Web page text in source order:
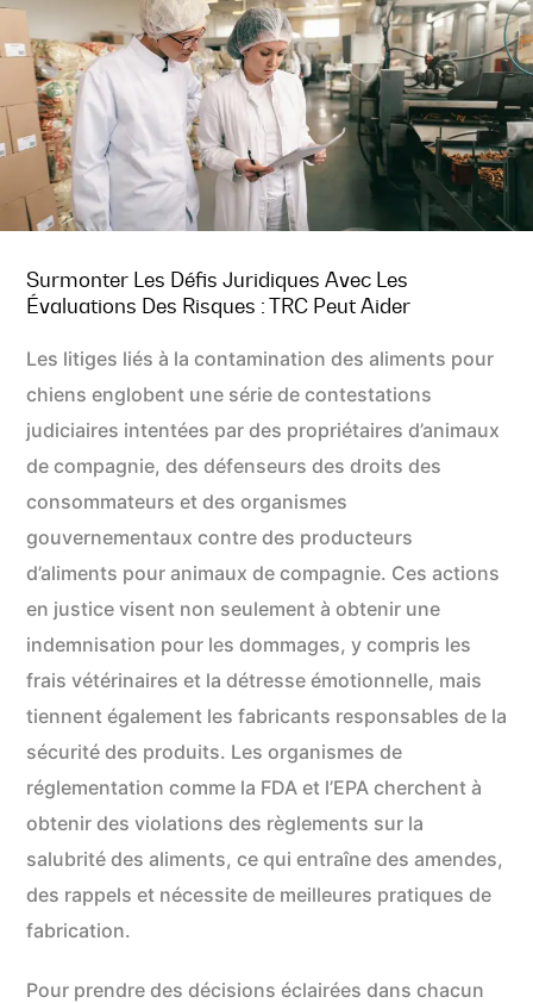
Surmonter Les Défis Juridiques Avec Les
Évaluations Des Risques : TRC Peut Aider
Les litiges liés à la contamination des aliments pour
chiens englobent une série de contestations
judiciaires intentées par des propriétaires d’animaux
de compagnie, des défenseurs des droits des
consommateurs et des organismes
gouvernementaux contre des producteurs
d’aliments pour animaux de compagnie. Ces actions
en justice visent non seulement à obtenir une
indemnisation pour les dommages, y compris les
frais vétérinaires et la détresse émotionnelle, mais
tiennent également les fabricants responsables de la
sécurité des produits. Les organismes de
réglementation comme la FDA et l’EPA cherchent à
obtenir des violations des règlements sur la
salubrité des aliments, ce qui entraîne des amendes,
des rappels et nécessite de meilleures pratiques de
fabrication.
Pour prendre des décisions éclairées dans chacun